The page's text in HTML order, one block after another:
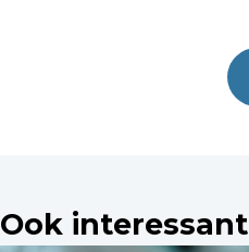
Ook interessant